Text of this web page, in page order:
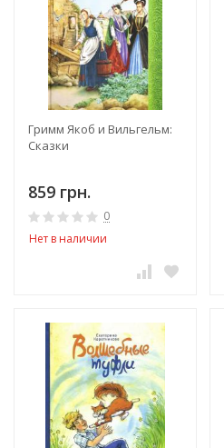
Гримм Якоб и Вильгельм:
Сказки
859 грн.
0
Нет в наличии